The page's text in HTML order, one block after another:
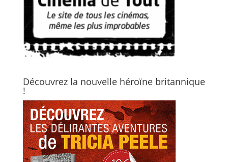
Découvrez la nouvelle héroïne britannique
!